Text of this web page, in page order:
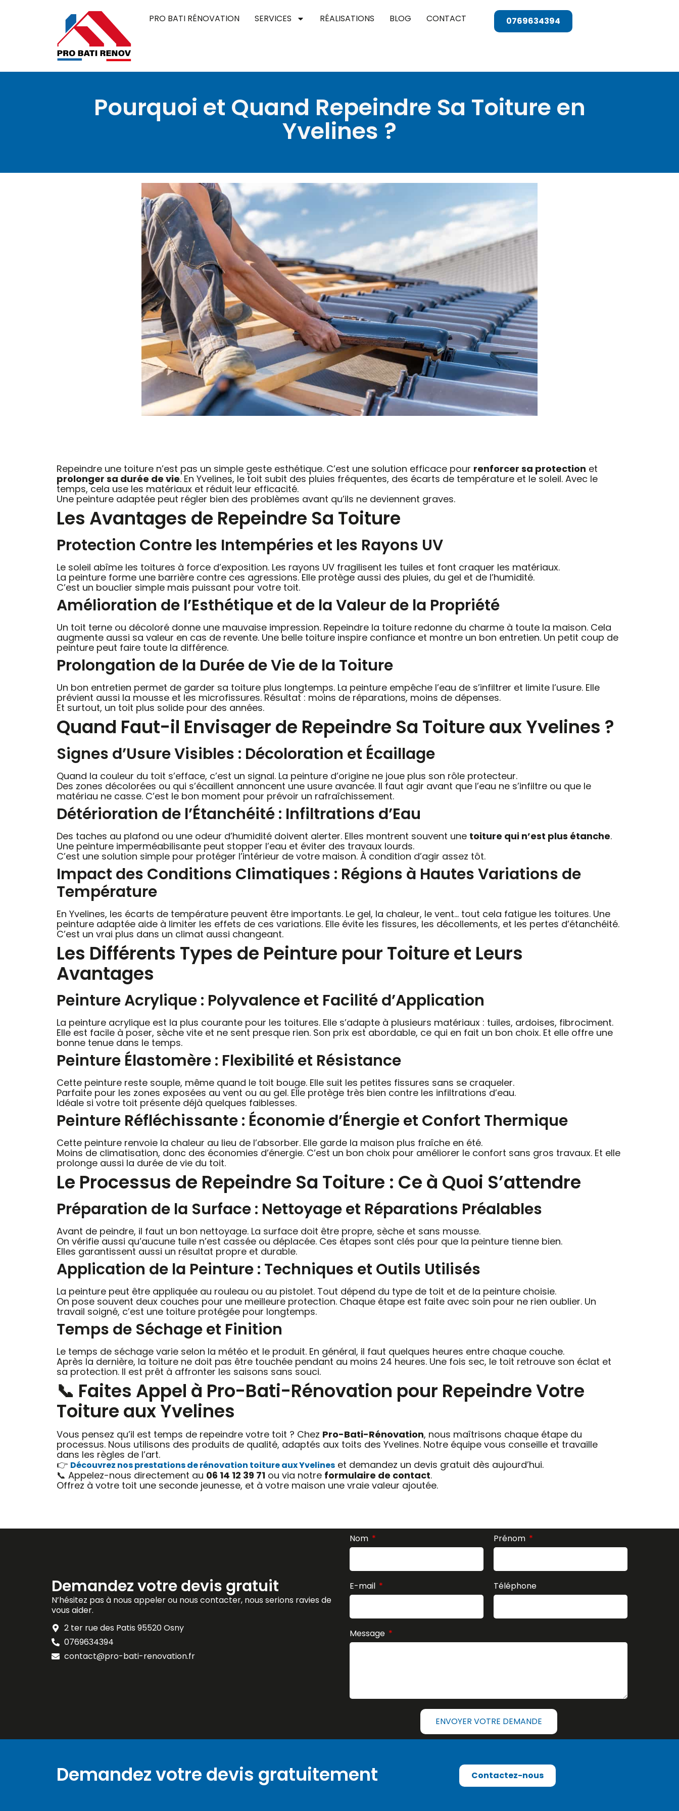
PRO BATI RÉNOVATION SERVICES RÉALISATIONS BLOG CONTACT 0769634394
Pourquoi et Quand Repeindre Sa Toiture en
Yvelines ?
Repeindre une toiture n’est pas un simple geste esthétique. C’est une solution efficace pour renforcer sa protection et
prolonger sa durée de vie. En Yvelines, le toit subit des pluies fréquentes, des écarts de température et le soleil. Avec le
temps, cela use les matériaux et réduit leur efficacité.
Une peinture adaptée peut régler bien des problèmes avant qu’ils ne deviennent graves.
Les Avantages de Repeindre Sa Toiture
Protection Contre les Intempéries et les Rayons UV
Le soleil abîme les toitures à force d’exposition. Les rayons UV fragilisent les tuiles et font craquer les matériaux.
La peinture forme une barrière contre ces agressions. Elle protège aussi des pluies, du gel et de l’humidité.
C’est un bouclier simple mais puissant pour votre toit.
Amélioration de l’Esthétique et de la Valeur de la Propriété
Un toit terne ou décoloré donne une mauvaise impression. Repeindre la toiture redonne du charme à toute la maison. Cela
augmente aussi sa valeur en cas de revente. Une belle toiture inspire confiance et montre un bon entretien. Un petit coup de
peinture peut faire toute la différence.
Prolongation de la Durée de Vie de la Toiture
Un bon entretien permet de garder sa toiture plus longtemps. La peinture empêche l’eau de s’infiltrer et limite l’usure. Elle
prévient aussi la mousse et les microfissures. Résultat : moins de réparations, moins de dépenses.
Et surtout, un toit plus solide pour des années.
Quand Faut-il Envisager de Repeindre Sa Toiture aux Yvelines ?
Signes d’Usure Visibles : Décoloration et Écaillage
Quand la couleur du toit s’efface, c’est un signal. La peinture d’origine ne joue plus son rôle protecteur.
Des zones décolorées ou qui s’écaillent annoncent une usure avancée. Il faut agir avant que l’eau ne s’infiltre ou que le
matériau ne casse. C’est le bon moment pour prévoir un rafraîchissement.
Détérioration de l’Étanchéité : Infiltrations d’Eau
Des taches au plafond ou une odeur d’humidité doivent alerter. Elles montrent souvent une toiture qui n’est plus étanche.
Une peinture imperméabilisante peut stopper l’eau et éviter des travaux lourds.
C’est une solution simple pour protéger l’intérieur de votre maison. À condition d’agir assez tôt.
Impact des Conditions Climatiques : Régions à Hautes Variations de
Température
En Yvelines, les écarts de température peuvent être importants. Le gel, la chaleur, le vent… tout cela fatigue les toitures. Une
peinture adaptée aide à limiter les effets de ces variations. Elle évite les fissures, les décollements, et les pertes d’étanchéité.
C’est un vrai plus dans un climat aussi changeant.
Les Différents Types de Peinture pour Toiture et Leurs
Avantages
Peinture Acrylique : Polyvalence et Facilité d’Application
La peinture acrylique est la plus courante pour les toitures. Elle s’adapte à plusieurs matériaux : tuiles, ardoises, fibrociment.
Elle est facile à poser, sèche vite et ne sent presque rien. Son prix est abordable, ce qui en fait un bon choix. Et elle offre une
bonne tenue dans le temps.
Peinture Élastomère : Flexibilité et Résistance
Cette peinture reste souple, même quand le toit bouge. Elle suit les petites fissures sans se craqueler.
Parfaite pour les zones exposées au vent ou au gel. Elle protège très bien contre les infiltrations d’eau.
Idéale si votre toit présente déjà quelques faiblesses.
Peinture Réfléchissante : Économie d’Énergie et Confort Thermique
Cette peinture renvoie la chaleur au lieu de l’absorber. Elle garde la maison plus fraîche en été.
Moins de climatisation, donc des économies d’énergie. C’est un bon choix pour améliorer le confort sans gros travaux. Et elle
prolonge aussi la durée de vie du toit.
Le Processus de Repeindre Sa Toiture : Ce à Quoi S’attendre
Préparation de la Surface : Nettoyage et Réparations Préalables
Avant de peindre, il faut un bon nettoyage. La surface doit être propre, sèche et sans mousse.
On vérifie aussi qu’aucune tuile n’est cassée ou déplacée. Ces étapes sont clés pour que la peinture tienne bien.
Elles garantissent aussi un résultat propre et durable.
Application de la Peinture : Techniques et Outils Utilisés
La peinture peut être appliquée au rouleau ou au pistolet. Tout dépend du type de toit et de la peinture choisie.
On pose souvent deux couches pour une meilleure protection. Chaque étape est faite avec soin pour ne rien oublier. Un
travail soigné, c’est une toiture protégée pour longtemps.
Temps de Séchage et Finition
Le temps de séchage varie selon la météo et le produit. En général, il faut quelques heures entre chaque couche.
Après la dernière, la toiture ne doit pas être touchée pendant au moins 24 heures. Une fois sec, le toit retrouve son éclat et
sa protection. Il est prêt à affronter les saisons sans souci.
📞 Faites Appel à Pro-Bati-Rénovation pour Repeindre Votre
Toiture aux Yvelines
Vous pensez qu’il est temps de repeindre votre toit ? Chez Pro-Bati-Rénovation, nous maîtrisons chaque étape du
processus. Nous utilisons des produits de qualité, adaptés aux toits des Yvelines. Notre équipe vous conseille et travaille
dans les règles de l’art.
👉 Découvrez nos prestations de rénovation toiture aux Yvelines et demandez un devis gratuit dès aujourd’hui.
📞 Appelez-nous directement au 06 14 12 39 71 ou via notre formulaire de contact.
Offrez à votre toit une seconde jeunesse, et à votre maison une vraie valeur ajoutée.
Demandez votre devis gratuit
N’hésitez pas à nous appeler ou nous contacter, nous serions ravies de
vous aider.
2 ter rue des Patis 95520 Osny
0769634394
contact@pro-bati-renovation.fr
Nom Prénom
E-mail Téléphone
Message
ENVOYER VOTRE DEMANDE
Demandez votre devis gratuitement Contactez-nous